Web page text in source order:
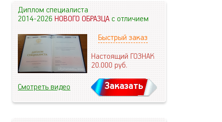
Диплом специалиста
2014-2026НОВОГО ОБРАЗЦАс отличием
Быстрый заказ
Настоящий ГОЗНАК
20.000руб.
Смотреть видео Заказать